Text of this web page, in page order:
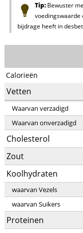
Tip:Bewuster
voedingswaarde
bijdrage heeft in
Calorieën
Vetten
Waarvan verzadigd
Waarvan onverzadigd
Cholesterol
Zout
Koolhydraten
waarvan Vezels
waarvan Suikers
Proteinen